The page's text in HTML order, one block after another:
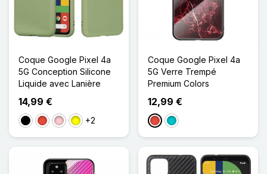
Coque Google Pixel 4a
5G Conception Silicone
Liquide avec Lanière
14,99 €
NoirRougeRoseJaune
+2
Coque Google Pixel 4a
5G Verre Trempé
Premium Colors
12,99 €
RougeTurquoise